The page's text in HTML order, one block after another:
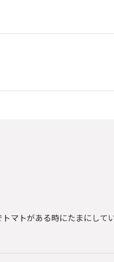
マトがある時にたまにして